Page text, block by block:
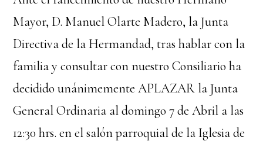
Mayor, D. Manuel Olarte Madero, la Junta
Directiva de la Hermandad, tras hablar con la
familia y consultar con nuestro Consiliario ha
decidido unánimemente APLAZAR la Junta
General Ordinaria al domingo 7 de Abril a las
12:30 hrs. en el salón parroquial de la Iglesia de